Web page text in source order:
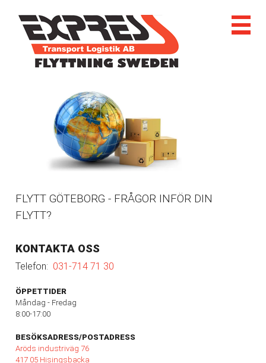
FLYTT GÖTEBORG - FRÅGOR INFÖR DIN
FLYTT?
KONTAKTA OSS
Telefon: 031-714 71 30
ÖPPETTIDER
Måndag - Fredag
8:00-17:00
BESÖKSADRESS/POSTADRESS
Aröds industriväg 76
417 05 Hisingsbacka